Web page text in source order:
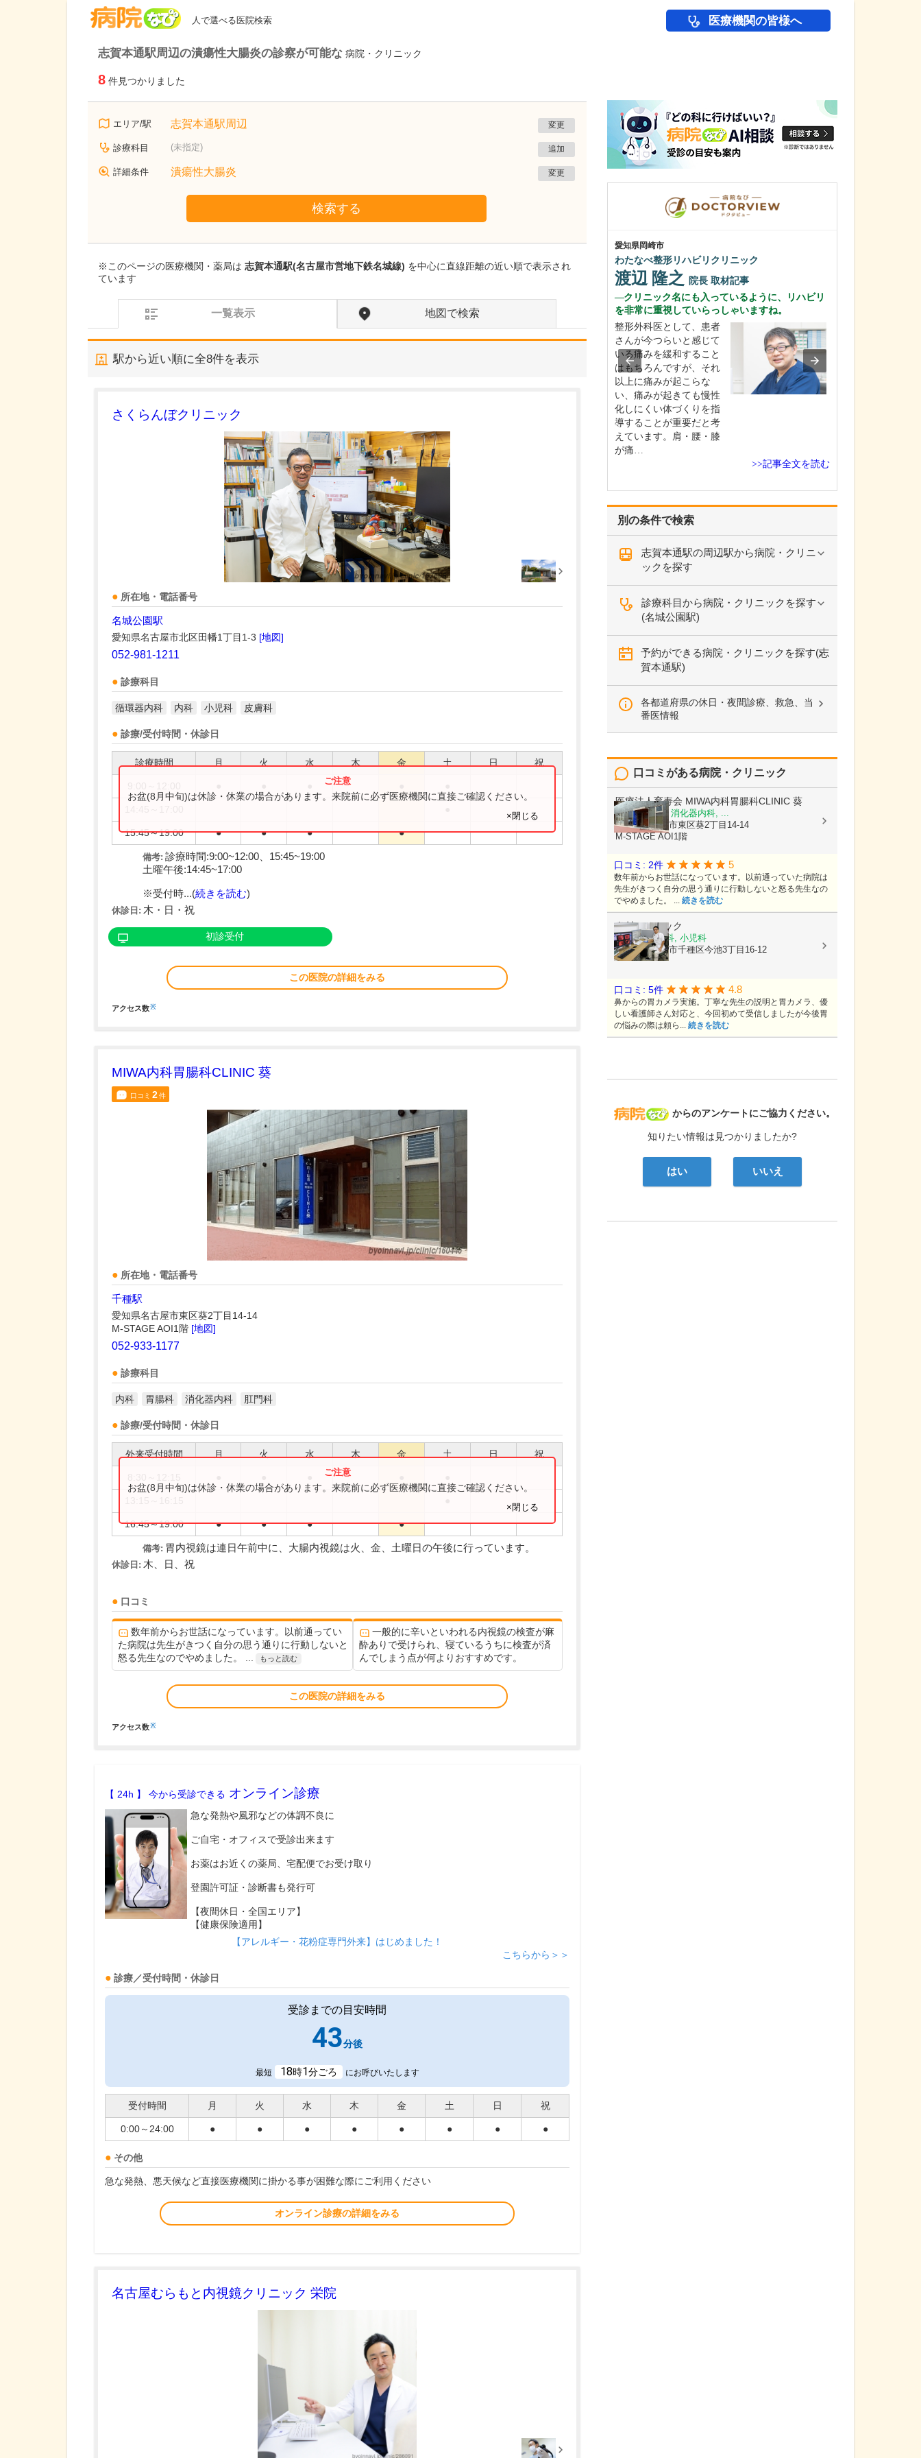
人で選べる医院検索 医療機関の皆様へ
志賀本通駅周辺の潰瘍性大腸炎の診察が可能な 病院・クリニック
8 件見つかりました
エリア/駅 志賀本通駅周辺 変更
診療科目 (未指定) 追加
詳細条件 潰瘍性大腸炎 変更
検索する
※このページの医療機関・薬局は 志賀本通駅(名古屋市営地下鉄名城線) を中心に直線距離の近い順で表示され
ています
一覧表示 地図で検索
駅から近い順に全8件を表示
さくらんぼクリニック
所在地・電話番号
名城公園駅
愛知県名古屋市北区田幡1丁目1-3 [地図]
052-981-1211
診療科目
循環器内科 内科 小児科 皮膚科
診療/受付時間・休診日
診療時間 月 火 水 木 金 土 日 祝
15:45～19:00 ● ● ● ●
お盆(8月中旬)は休診・休業の場合があります。来院前に必ず医療機関に直接ご確認ください。
×閉じる
備考: 診療時間:9:00~12:00、15:45~19:00
土曜午後:14:45~17:00
※受付時...(続きを読む)
休診日: 木・日・祝
初診受付
この医院の詳細をみる
アクセス数※
MIWA内科胃腸科CLINIC 葵
口コミ 2件
所在地・電話番号
千種駅
愛知県名古屋市東区葵2丁目14-14
M-STAGE AOI1階 [地図]
052-933-1177
診療科目
内科 胃腸科 消化器内科 肛門科
診療/受付時間・休診日
外来受付時間 月 火 水 木 金 土 日 祝
16:45～19:00 ● ● ● ●
お盆(8月中旬)は休診・休業の場合があります。来院前に必ず医療機関に直接ご確認ください。
×閉じる
備考: 胃内視鏡は連日午前中に、大腸内視鏡は火、金、土曜日の午後に行っています。
休診日: 木、日、祝
口コミ
数年前からお世話になっています。以前通ってい
た病院は先生がきつく自分の思う通りに行動しないと
怒る先生なのでやめました。 ...
もっと読む
一般的に辛いといわれる内視鏡の検査が麻
酔ありで受けられ、寝ているうちに検査が済
んでしまう点が何よりおすすめです。
この医院の詳細をみる
アクセス数※
【 24h 】 今から受診できる オンライン診療
急な発熱や風邪などの体調不良に
ご自宅・オフィスで受診出来ます
お薬はお近くの薬局、宅配便でお受け取り
登園許可証・診断書も発行可
【夜間休日・全国エリア】
【健康保険適用】
【アレルギー・花粉症専門外来】はじめました！
こちらから＞＞
診療／受付時間・休診日
受診までの目安時間
43分後
最短 18時1分ごろ にお呼びいたします
受付時間 月 火 水 木 金 土 日 祝
0:00～24:00 ● ● ● ● ● ● ● ●
その他
急な発熱、悪天候など直接医療機関に掛かる事が困難な際にご利用ください
オンライン診療の詳細をみる
名古屋むらもと内視鏡クリニック 栄院
別の条件で検索
志賀本通駅の周辺駅から病院・クリニ
ックを探す
診療科目から病院・クリニックを探す
(名城公園駅)
予約ができる病院・クリニックを探す(志
賀本通駅)
各都道府県の休日・夜間診療、救急、当
番医情報
病院なび
からのアンケートにご協力ください。
知りたい情報は見つかりましたか?
はい いいえ
口コミがある病院・クリニック
医療法人育寿会 MIWA内科胃腸科CLINIC 葵
内科, 胃腸科, 消化器内科, ...
愛知県名古屋市東区葵2丁目14-14
M-STAGE AOI1階
口コミ: 2件 5
数年前からお世話になっています。以前通っていた病院は
先生がきつく自分の思う通りに行動しないと怒る先生なの
でやめました。 ... 続きを読む
奥村クリニック
内科, 消化器科, 小児科
愛知県名古屋市千種区今池3丁目16-12
口コミ: 5件 4.8
鼻からの胃カメラ実施。丁寧な先生の説明と胃カメラ、優
しい看護師さん対応と、今回初めて受信しましたが今後胃
の悩みの際は頼ら... 続きを読む
愛知県岡崎市
わたなべ整形リハビリクリニック
渡辺 隆之 院長 取材記事
クリニック名にも入っているように、リハビリ
を非常に重視していらっしゃいますね。
整形外科医として、患者
さんが今つらいと感じて
いる痛みを緩和すること
はもちろんですが、それ
以上に痛みが起こらな
い、痛みが起きても慢性
化しにくい体づくりを指
導することが重要だと考
えています。肩・腰・膝
が痛…
>>記事全文を読む
東京都北区
青柳診療所
消化器内視鏡について、どのような診療が受け
られるのかお聞かせください。
胃カメラ・大腸カメラの
どちらにも対応してお
メラで実施しています。
近年は…